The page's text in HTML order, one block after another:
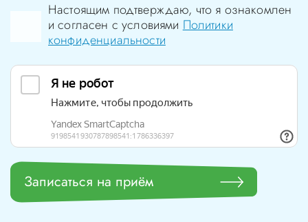
Настоящим подтверждаю, что я ознакомлен
и согласен с условиямиПолитики
конфиденциальности
Записаться на приём